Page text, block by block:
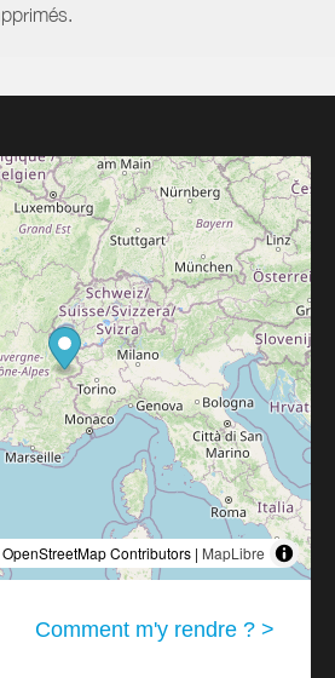
Contributors | MapLibre
Comment m'y rendre ? >